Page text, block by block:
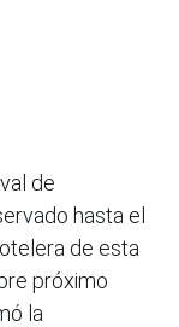
de
hasta el
de esta
próximo
la